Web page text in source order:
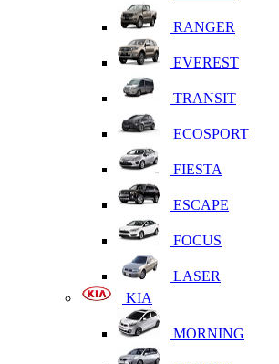
RANGER
EVEREST
TRANSIT
ECOSPORT
FIESTA
ESCAPE
FOCUS
LASER
KIA
MORNING